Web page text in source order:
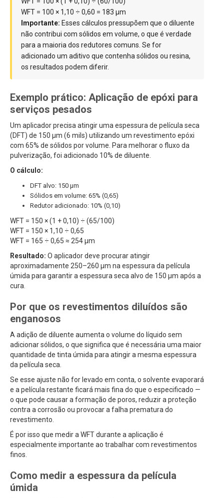
WFT = 100 × 1,10 ÷ 0,60 = 183 µm
Importante: Esses cálculos pressupõem que o diluente
não contribui com sólidos em volume, o que é verdade
para a maioria dos redutores comuns. Se for
adicionado um aditivo que contenha sólidos ou resina,
os resultados podem diferir.
Exemplo prático: Aplicação de epóxi para
serviços pesados
Um aplicador precisa atingir uma espessura de película seca
(DFT) de 150 µm (6 mils) utilizando um revestimento epóxi
com 65% de sólidos por volume. Para melhorar o fluxo da
pulverização, foi adicionado 10% de diluente.
O cálculo:
DFT alvo: 150 µm
Sólidos em volume: 65% (0,65)
Redutor adicionado: 10% (0,10)
WFT = 150 × (1 + 0,10) ÷ (65/100)
WFT = 150 × 1,10 ÷ 0,65
WFT = 165 ÷ 0,65 ≈ 254 µm
Resultado: O aplicador deve procurar atingir
aproximadamente 250–260 µm na espessura da película
úmida para garantir a espessura seca alvo de 150 µm após a
cura.
Por que os revestimentos diluídos são
enganosos
A adição de diluente aumenta o volume do líquido sem
adicionar sólidos, o que significa que é necessária uma maior
quantidade de tinta úmida para atingir a mesma espessura
da película seca.
Se esse ajuste não for levado em conta, o solvente evaporará
e a película restante ficará mais fina do que o especificado —
o que pode causar a formação de poros, reduzir a proteção
contra a corrosão ou provocar a falha prematura do
revestimento.
É por isso que medir a WFT durante a aplicação é
especialmente importante ao trabalhar com revestimentos
finos.
Como medir a espessura da película
úmida